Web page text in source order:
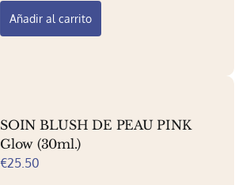
Añadir al carrito
SOIN BLUSH DE PEAU PINK
Glow (30ml.)
€25.50